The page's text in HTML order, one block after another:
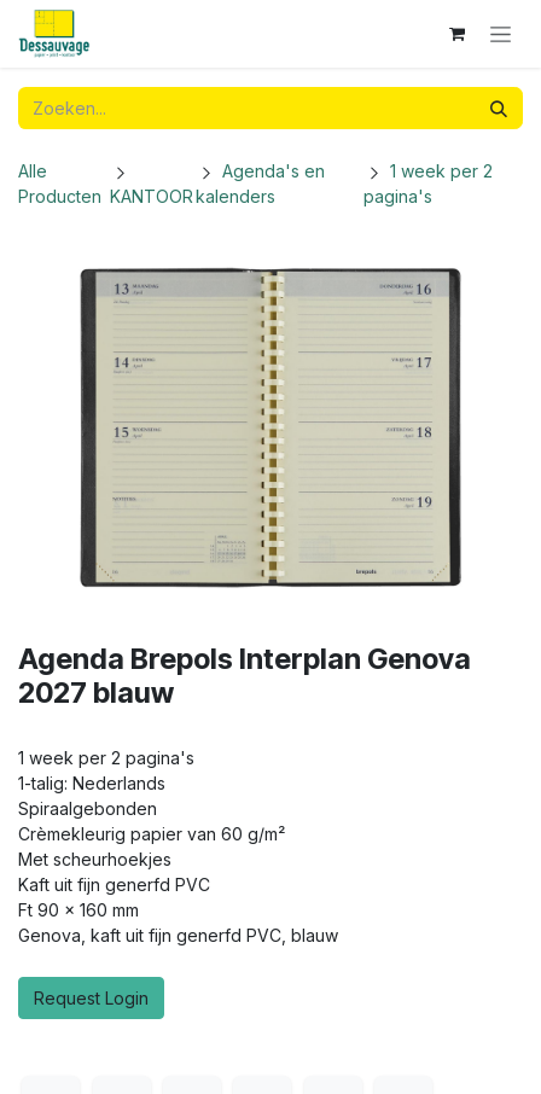
Overslaan naar inhoud
Alle
Producten KANTOOR
Agenda's en
kalenders
1 week per 2
pagina's
Agenda Brepols Interplan Genova
2027 blauw
1 week per 2 pagina's
1-talig: Nederlands
Spiraalgebonden
Crèmekleurig papier van 60 g/m²
Met scheurhoekjes
Kaft uit fijn generfd PVC
Ft 90 x 160 mm
Genova, kaft uit fijn generfd PVC, blauw
Request Login